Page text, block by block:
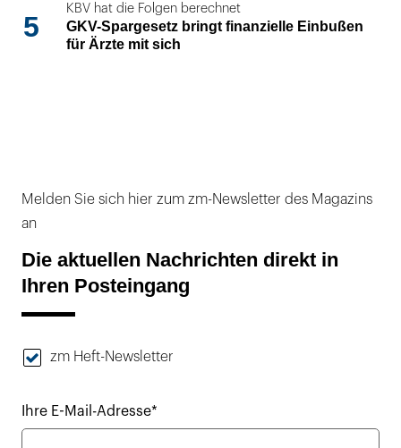
5
KBV hat die Folgen berechnet
GKV-Spargesetz bringt finanzielle Einbußen
für Ärzte mit sich
Melden Sie sich hier zum zm-Newsletter des Magazins
an
Die aktuellen Nachrichten direkt in
Ihren Posteingang
zm Heft-Newsletter
Ihre E-Mail-Adresse*